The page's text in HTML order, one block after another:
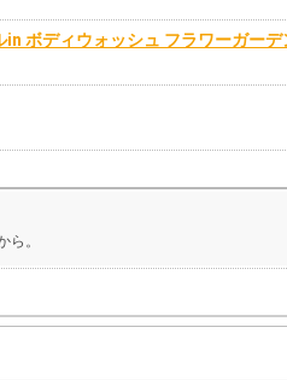
in ボディウォッシュ フラワーガー
ら。